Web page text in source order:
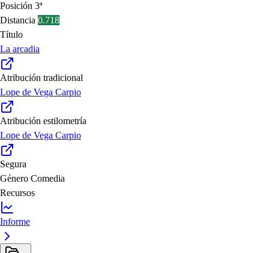
Posición 3ª
Distancia 0.718
Título
La arcadia
Atribución tradicional
Lope de Vega Carpio
Atribución estilometría
Lope de Vega Carpio
Segura
Género Comedia
Recursos
Informe